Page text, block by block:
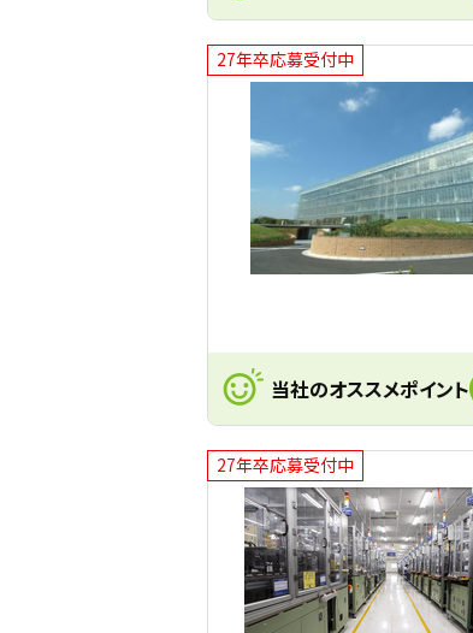
27年卒応募受付中
当社のオススメポイント
27年卒応募受付中